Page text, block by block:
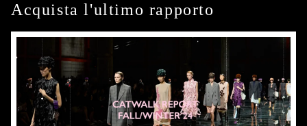
Acquista l'ultimo rapporto